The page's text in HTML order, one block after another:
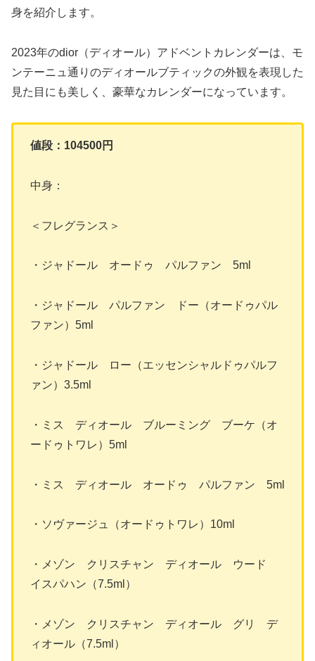
身を紹介します。
2023年のdior（ディオール）アドベントカレンダーは、モ
ンテーニュ通りのディオールブティックの外観を表現した
見た目にも美しく、豪華なカレンダーになっています。
値段：104500円
中身：
＜フレグランス＞
・ジャドール オードゥ パルファン 5ml
・ジャドール パルファン ドー（オードゥパル
ファン）5ml
・ジャドール ロー（エッセンシャルドゥパルフ
ァン）3.5ml
・ミス ディオール ブルーミング ブーケ（オ
ードゥトワレ）5ml
・ミス ディオール オードゥ パルファン 5ml
・ソヴァージュ（オードゥトワレ）10ml
・メゾン クリスチャン ディオール ウード
イスパハン（7.5ml）
・メゾン クリスチャン ディオール グリ デ
ィオール（7.5ml）